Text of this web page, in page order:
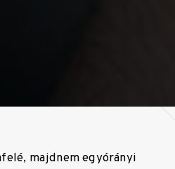
majdnem egyórányi